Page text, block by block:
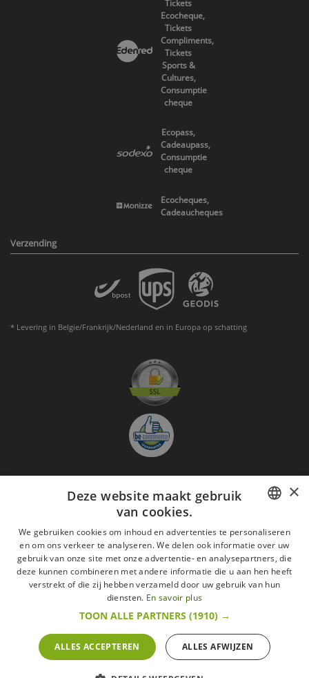
Tickets
Ecocheque,
Tickets
Compliments,
Tickets
Sports &
Cultures,
Consumptie
cheque
Ecopass,
Cadeaupass,
Consumptie
cheque
Ecocheques,
Cadeaucheques
Verzending
* Levering in Belgie/Frankrijk/Nederland en in Europa op schatting
Aanmelden nieuwsbrief
GO
Ik ga akkoord metde Wettelijke vermeldingen
Alle merken
Algemene verkoopsvoorwaarden
Wettelijke vermeldingen
withdrawal rights
Veelgestelde vragen
Alle rechten voorbehouden ©2015 Les Secrets du Chef/Alle prijzen op deze website
zijn met alle belastingen inbegrepen.
De Belgische wetgeving van 6 april 2010 geeft de consument het recht om binnen 14
werkdagen op een aankoop terug te komen.
FRENCH
ENGLISH
×
Deze website maakt gebruik
van cookies.
We gebruiken cookies om inhoud en advertenties te personaliseren
en om ons verkeer te analyseren. We delen ook informatie over uw
gebruik van onze site met onze advertentie- en analysepartners, die
deze kunnen combineren met andere informatie die u aan hen heeft
verstrekt of die zij hebben verzameld door uw gebruik van hun
diensten. En savoir plus
TOON ALLE PARTNERS (1910) →
ALLES ACCEPTEREN ALLES AFWIJZEN